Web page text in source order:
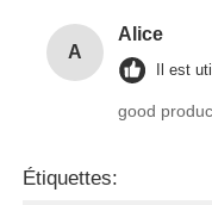
A
Alice
Il est
good
Étiquettes: